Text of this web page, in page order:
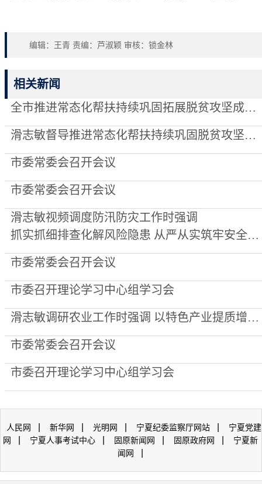
编辑：王青 责编：芦淑颖 审核：锁金林
相关新闻
全市推进常态化帮扶持续巩固拓展脱贫攻坚成果调度会召开
滑志敏督导推进常态化帮扶持续巩固脱贫攻坚成果暨考核评估整改工作
市委常委会召开会议
市委常委会召开会议
滑志敏视频调度防汛防灾工作时强调
抓实抓细排查化解风险隐患 从严从实筑牢安全坚固防线
市委常委会召开会议
市委召开理论学习中心组学习会
滑志敏调研农业工作时强调 以特色产业提质增效夯实乡村全面振兴根基
市委常委会召开会议
市委召开理论学习中心组学习会
人民网 新华网 光明网 宁夏纪委监察厅网站
宁夏党建
网
宁夏人事考试中心 固原新闻网 固原政府网
宁夏新
闻网